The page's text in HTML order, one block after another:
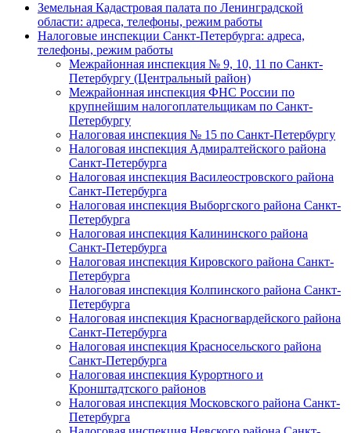
Земельная Кадастровая палата по Ленинградской
области: адреса, телефоны, режим работы
Налоговые инспекции Санкт-Петербурга: адреса,
телефоны, режим работы
Межрайонная инспекция № 9, 10, 11 по Санкт-
Петербургу (Центральный район)
Межрайонная инспекция ФНС России по
крупнейшим налогоплательщикам по Санкт-
Петербургу
Налоговая инспекция № 15 по Санкт-Петербургу
Налоговая инспекция Адмиралтейского района
Санкт-Петербурга
Налоговая инспекция Василеостровского района
Санкт-Петербурга
Налоговая инспекция Выборгского района Санкт-
Петербурга
Налоговая инспекция Калининского района
Санкт-Петербурга
Налоговая инспекция Кировского района Санкт-
Петербурга
Налоговая инспекция Колпинского района Санкт-
Петербурга
Налоговая инспекция Красногвардейского района
Санкт-Петербурга
Налоговая инспекция Красносельского района
Санкт-Петербурга
Налоговая инспекция Курортного и
Кронштадтского районов
Налоговая инспекция Московского района Санкт-
Петербурга